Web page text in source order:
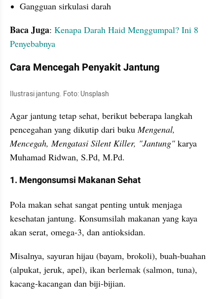
Gangguan sirkulasi darah
Baca Juga: Kenapa Darah Haid Menggumpal? Ini 8
Penyebabnya
Cara Mencegah Penyakit Jantung
Ilustrasi jantung. Foto: Unsplash
Agar jantung tetap sehat, berikut beberapa langkah
pencegahan yang dikutip dari buku Mengenal,
Mencegah, Mengatasi Silent Killer, "Jantung" karya
Muhamad Ridwan, S.Pd, M.Pd.
1. Mengonsumsi Makanan Sehat
Pola makan sehat sangat penting untuk menjaga
kesehatan jantung. Konsumsilah makanan yang kaya
akan serat, omega-3, dan antioksidan.
Misalnya, sayuran hijau (bayam, brokoli), buah-buahan
(alpukat, jeruk, apel), ikan berlemak (salmon, tuna),
kacang-kacangan dan biji-bijian.